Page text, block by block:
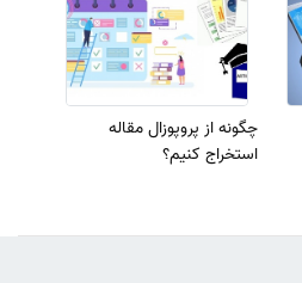
چگونه از پروپوزال مقاله
استخراج کنیم؟